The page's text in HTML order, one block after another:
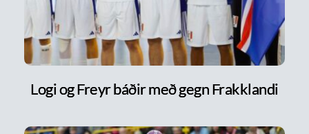
Logi og Freyr báðir með gegn Frakklandi